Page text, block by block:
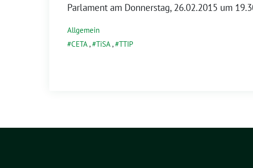
Parlament am Donnerstag, 26.02.2015 um
Allgemein
CETA, TiSA, TTIP